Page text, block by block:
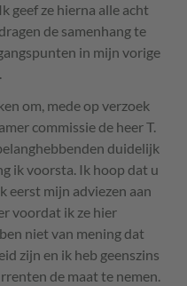
geef ze hierna alle acht
de samenhang te
in mijn vorige
om, mede op verzoek
commissie de heer T.
duidelijk
ik voorsta. Ik hoop dat u
eerst mijn adviezen aan
voordat ik ze hier
niet van mening dat
zijn en ik heb geenszins
de maat te nemen.